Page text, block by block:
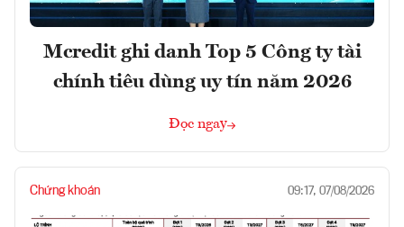
Mcredit ghi danh Top 5 Công ty tài
chính tiêu dùng uy tín năm 2026
Đọc ngay
Chứng khoán 09:17, 07/08/2026